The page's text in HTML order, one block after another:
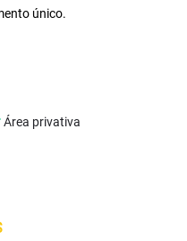
único.
Área privativa